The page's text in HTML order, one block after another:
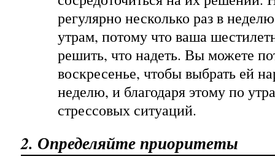
регулярно несколько раз в
утрам, потому что ваша
решить, что надеть. Вы можете
воскресенье, чтобы выбрать ей
неделю, и благодаря этому по
стрессовых ситуаций.
2. Определяйте приоритеты